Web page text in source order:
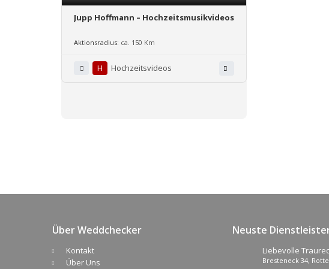
Jupp Hoffmann – Hochzeitsmusikvideos
Aktionsradius: ca. 150 Km
H Hochzeitsvideos
Über Weddchecker
Kontakt
Über Uns
Neuste
Liebevolle
Traurednerin
Bresteneck 34,